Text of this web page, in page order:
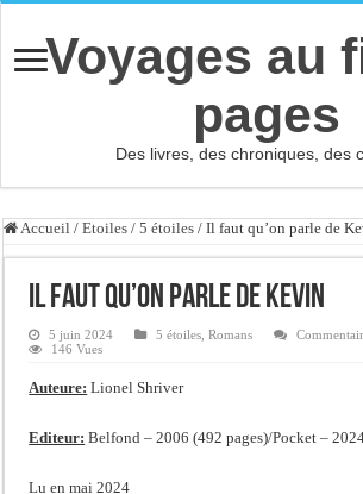
Voyages au
pages
Des livres, des chroniques, des
Accueil / Etoiles / 5 étoiles / Il faut qu’on parle de
Il faut qu’on parle de Kevin
5 juin 2024 5 étoiles ,Romans
146 Vues
Auteure: Lionel Shriver
Editeur: Belfond – 2006 (492 pages)/Pocket –
Lu en mai 2024